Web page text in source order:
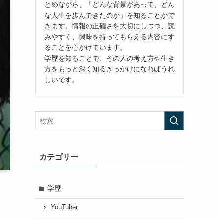
とめながら、「どんな背景があって、どん
な人生を歩んできたのか」を知ることがで
きます。情報の正確さを大切にしつつ、読
みやすく、興味を持ってもらえる内容にす
ることを心がけています。
学歴を知ることで、その人の考え方や生き
方をもっと深く知るきっかけになればうれ
しいです。
カテゴリー
学歴
YouTuber